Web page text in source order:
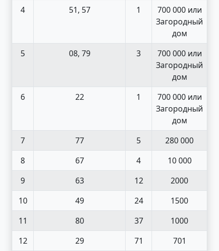
4 51, 57 1
700 000 или
Загородный
дом
5
08, 79 3
700 000 или
Загородный
дом
6
22 1
700 000 или
Загородный
дом
7
77 5
280 000
8
67 4
10 000
9
63 12
2000
10
49 24
1500
11
80 37
1000
12
29 71
701